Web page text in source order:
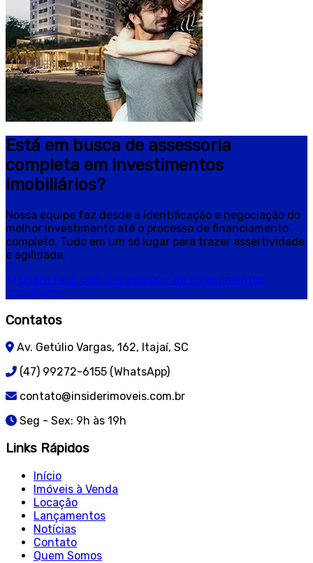
Está em busca de assessoria
completa em investimentos
imobiliários?
Nossa equipe faz desde a identificação e negociação do
melhor investimento até o processo de financiamento
completo. Tudo em um só lugar para trazer assertividade
e agilidade.
Quero falar com um assessor de investimentos
imobiliários.
Contatos
Av. Getúlio Vargas, 162, Itajaí, SC
(47) 99272-6155 (WhatsApp)
contato@insiderimoveis.com.br
Seg - Sex: 9h às 19h
Links Rápidos
Início
Imóveis à Venda
Locação
Lançamentos
Notícias
Contato
Quem Somos